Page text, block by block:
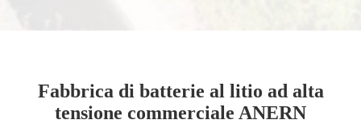
Fabbrica di batterie al litio ad alta
tensione commerciale ANERN